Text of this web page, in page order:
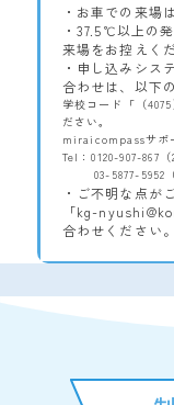
・お車での来場
・37.5℃以上の
来場をお控えく
・申し込みシ
合わせは、以下
学校コード「（
ださい。
miraicompassサポ
Tel：0120-907-867（
03-5877-5952（
・ご不明な点が
「kg-
合わせください。